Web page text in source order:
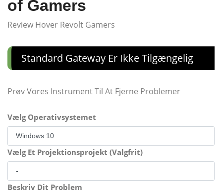
of Gamers
Review Hover Revolt Gamers
Standard Gateway Er Ikke Tilgængelig
Prøv Vores Instrument Til At Fjerne Problemer
Vælg Operativsystemet
Vælg Et Projektionsprojekt (Valgfrit)
Beskriv Dit Problem